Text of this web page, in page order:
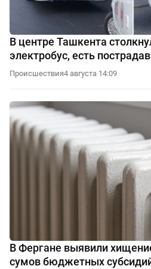
В центре Ташкента
электробус, есть
Происшествия4 августа 14:09
В Фергане выявили
сумов бюджетных